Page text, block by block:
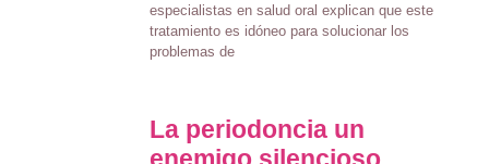
especialistas en salud oral explican que este
tratamiento es idóneo para solucionar los
problemas de
La periodoncia un